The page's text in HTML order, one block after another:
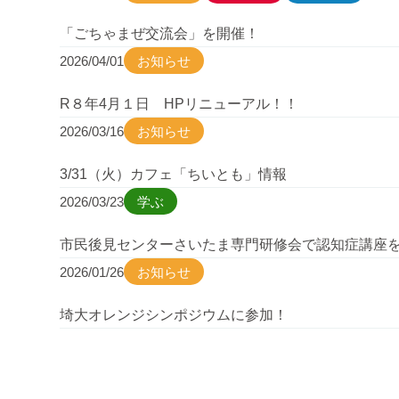
「ごちゃまぜ交流会」を開催！
2026/04/01
お知らせ
R８年4月１日 HPリニューアル！！
2026/03/16
お知らせ
3/31（火）カフェ「ちいとも」情報
2026/03/23
学ぶ
市民後見センターさいたま専門研修会で認知症講座
2026/01/26
お知らせ
埼大オレンジシンポジウムに参加！